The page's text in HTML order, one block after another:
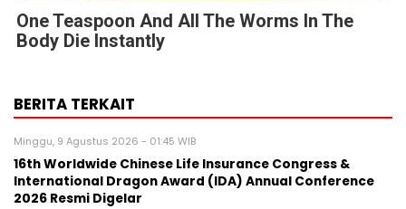
One Teaspoon And All The Worms In The
Body Die Instantly
BERITA TERKAIT
Minggu, 9 Agustus 2026 - 01:45 WIB
16th Worldwide Chinese Life Insurance Congress &
International Dragon Award (IDA) Annual Conference
2026 Resmi Digelar